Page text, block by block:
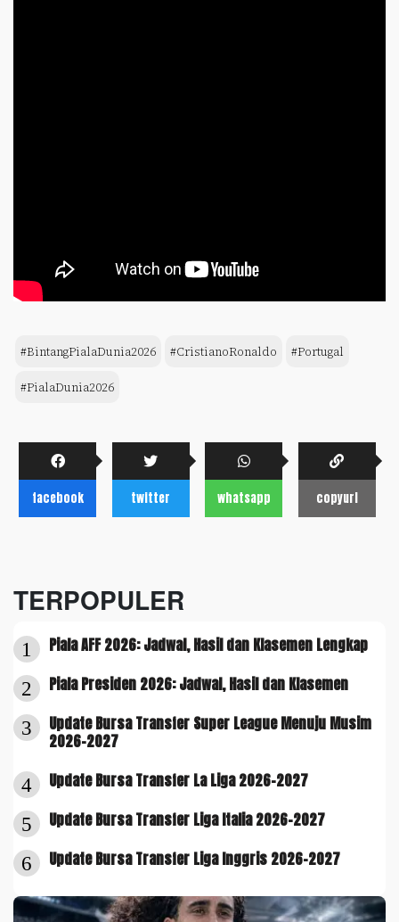
#BintangPialaDunia2026 #CristianoRonaldo #Portugal
#PialaDunia2026
facebook twitter whatsapp copyurl
TERPOPULER
1 Piala AFF 2026: Jadwal, Hasil dan Klasemen Lengkap
2 Piala Presiden 2026: Jadwal, Hasil dan Klasemen
3
Update Bursa Transfer Super League Menuju Musim
2026-2027
4 Update Bursa Transfer La Liga 2026-2027
5 Update Bursa Transfer Liga Italia 2026-2027
6 Update Bursa Transfer Liga Inggris 2026-2027